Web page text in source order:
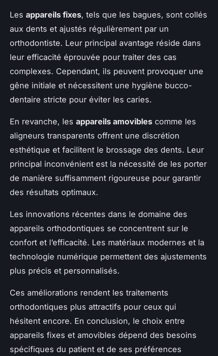
Les appareils fixes, tels que les bagues, sont collés
aux dents et ajustés régulièrement par un
orthodontiste. Leur principal avantage réside dans
leur efficacité éprouvée pour traiter des cas
complexes. Cependant, ils peuvent provoquer une
gêne initiale et nécessitent une hygiène bucco-
dentaire stricte pour éviter les caries.
En revanche, les appareils amovibles comme les
aligneurs transparents offrent une discrétion
esthétique et facilitent le brossage des dents. Leur
principal inconvénient est la nécessité de les porter
de manière suffisamment rigoureuse pour garantir
des résultats optimaux.
Les innovations récentes dans le domaine des
appareils orthodontiques se concentrent sur le
confort et l’efficacité. Les matériaux modernes et la
technologie numérique permettent des ajustements
plus précis et personnalisés.
Ces améliorations rendent les traitements
orthodontiques plus attractifs pour ceux qui
hésitent encore. En conclusion, le choix entre
appareils fixes et amovibles dépend des besoins
spécifiques du patient et de ses préférences